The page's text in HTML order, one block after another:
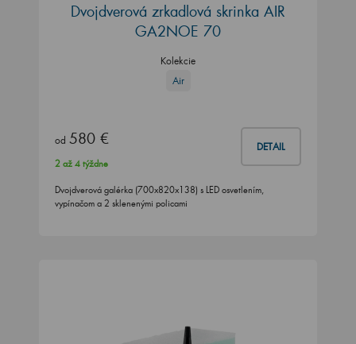
Dvojdverová zrkadlová skrinka AIR
GA2NOE 70
Kolekcie
Air
od 580 € DETAIL
2 až 4 týždne
Dvojdverová galérka (700x820x138) s LED osvetlením,
vypínačom a 2 sklenenými policami